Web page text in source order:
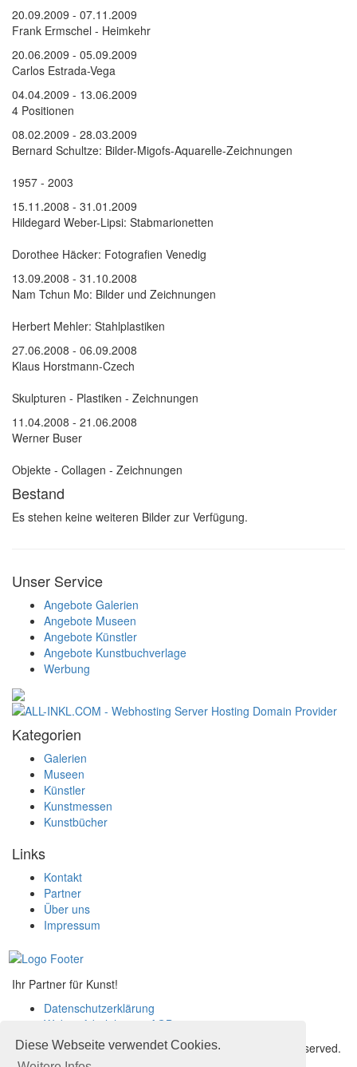
Diese Webseite verwendet Cookies.
20.09.2009 - 07.11.2009
Frank Ermschel - Heimkehr
20.06.2009 - 05.09.2009
Carlos Estrada-Vega
04.04.2009 - 13.06.2009
4 Positionen
08.02.2009 - 28.03.2009
Bernard Schultze: Bilder-Migofs-Aquarelle-Zeichnungen
1957 - 2003
15.11.2008 - 31.01.2009
Hildegard Weber-Lipsi: Stabmarionetten
Dorothee Häcker: Fotografien Venedig
13.09.2008 - 31.10.2008
Nam Tchun Mo: Bilder und Zeichnungen
Herbert Mehler: Stahlplastiken
27.06.2008 - 06.09.2008
Klaus Horstmann-Czech
Skulpturen - Plastiken - Zeichnungen
11.04.2008 - 21.06.2008
Werner Buser
Objekte - Collagen - Zeichnungen
Bestand
Es stehen keine weiteren Bilder zur Verfügung.
Unser Service
Angebote Galerien
Angebote Museen
Angebote Künstler
Angebote Kunstbuchverlage
Werbung
Kategorien
Galerien
Museen
Künstler
Kunstmessen
Kunstbücher
Links
Kontakt
Partner
Über uns
Impressum
Ihr Partner für Kunst!
Datenschutzerklärung
Widerrufsbelehrung
AGB
© 2026 artports.com - Ihr Partner für Kunst. All Rights Reserved.